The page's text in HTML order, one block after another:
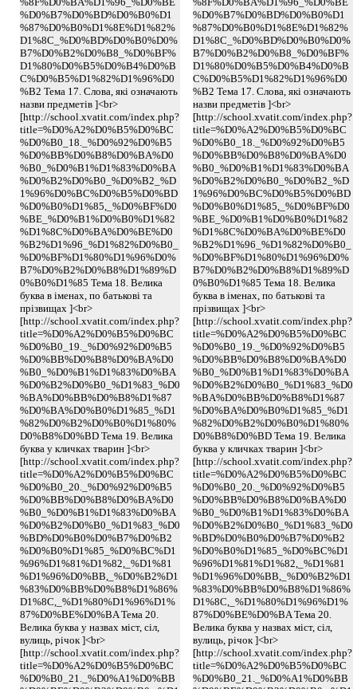
%D0%B7%D0%BD%D0%B0%D1
%87%D0%B0%D1%8E%D1%82%
D1%8C_%D0%BD%D0%B0%D0%
B7%D0%B2%D0%B8_%D0%BF%
D1%80%D0%B5%D0%B4%D0%B
C%D0%B5%D1%82%D1%96%D0
%B2 Тема 17. Слова, які означають
назви предметів ]<br>
[http://school.xvatit.com/index.php?
title=%D0%A2%D0%B5%D0%BC
%D0%B0_18._%D0%92%D0%B5
%D0%BB%D0%B8%D0%BA%D0
%B0_%D0%B1%D1%83%D0%BA
%D0%B2%D0%B0_%D0%B2_%D
1%96%D0%BC%D0%B5%D0%BD
%D0%B0%D1%85,_%D0%BF%D0
%BE_%D0%B1%D0%B0%D1%82
%D1%8C%D0%BA%D0%BE%D0
%B2%D1%96_%D1%82%D0%B0_
%D0%BF%D1%80%D1%96%D0%
B7%D0%B2%D0%B8%D1%89%D
0%B0%D1%85 Тема 18. Велика
буква в іменах, по батькові та
прізвищах ]<br>
[http://school.xvatit.com/index.php?
title=%D0%A2%D0%B5%D0%BC
%D0%B0_19._%D0%92%D0%B5
%D0%BB%D0%B8%D0%BA%D0
%B0_%D0%B1%D1%83%D0%BA
%D0%B2%D0%B0_%D1%83_%D0
%BA%D0%BB%D0%B8%D1%87
%D0%BA%D0%B0%D1%85_%D1
%82%D0%B2%D0%B0%D1%80%
D0%B8%D0%BD Тема 19. Велика
буква у кличках тварин ]<br>
[http://school.xvatit.com/index.php?
title=%D0%A2%D0%B5%D0%BC
%D0%B0_20._%D0%92%D0%B5
%D0%BB%D0%B8%D0%BA%D0
%B0_%D0%B1%D1%83%D0%BA
%D0%B2%D0%B0_%D1%83_%D0
%BD%D0%B0%D0%B7%D0%B2
%D0%B0%D1%85_%D0%BC%D1
%96%D1%81%D1%82,_%D1%81
%D1%96%D0%BB,_%D0%B2%D1
%83%D0%BB%D0%B8%D1%86%
D1%8C,_%D1%80%D1%96%D1%
87%D0%BE%D0%BA Тема 20.
Велика буква у назвах міст, сіл,
вулиць, річок ]<br>
[http://school.xvatit.com/index.php?
title=%D0%A2%D0%B5%D0%BC
%D0%B0_21._%D0%A1%D0%BB
%D0%B7%D0%BD%D0%B0%D1
%87%D0%B0%D1%8E%D1%82%
D1%8C_%D0%BD%D0%B0%D0%
B7%D0%B2%D0%B8_%D0%BF%
D1%80%D0%B5%D0%B4%D0%B
C%D0%B5%D1%82%D1%96%D0
%B2 Тема 17. Слова, які означають
назви предметів ]<br>
[http://school.xvatit.com/index.php?
title=%D0%A2%D0%B5%D0%BC
%D0%B0_18._%D0%92%D0%B5
%D0%BB%D0%B8%D0%BA%D0
%B0_%D0%B1%D1%83%D0%BA
%D0%B2%D0%B0_%D0%B2_%D
1%96%D0%BC%D0%B5%D0%BD
%D0%B0%D1%85,_%D0%BF%D0
%BE_%D0%B1%D0%B0%D1%82
%D1%8C%D0%BA%D0%BE%D0
%B2%D1%96_%D1%82%D0%B0_
%D0%BF%D1%80%D1%96%D0%
B7%D0%B2%D0%B8%D1%89%D
0%B0%D1%85 Тема 18. Велика
буква в іменах, по батькові та
прізвищах ]<br>
[http://school.xvatit.com/index.php?
title=%D0%A2%D0%B5%D0%BC
%D0%B0_19._%D0%92%D0%B5
%D0%BB%D0%B8%D0%BA%D0
%B0_%D0%B1%D1%83%D0%BA
%D0%B2%D0%B0_%D1%83_%D0
%BA%D0%BB%D0%B8%D1%87
%D0%BA%D0%B0%D1%85_%D1
%82%D0%B2%D0%B0%D1%80%
D0%B8%D0%BD Тема 19. Велика
буква у кличках тварин ]<br>
[http://school.xvatit.com/index.php?
title=%D0%A2%D0%B5%D0%BC
%D0%B0_20._%D0%92%D0%B5
%D0%BB%D0%B8%D0%BA%D0
%B0_%D0%B1%D1%83%D0%BA
%D0%B2%D0%B0_%D1%83_%D0
%BD%D0%B0%D0%B7%D0%B2
%D0%B0%D1%85_%D0%BC%D1
%96%D1%81%D1%82,_%D1%81
%D1%96%D0%BB,_%D0%B2%D1
%83%D0%BB%D0%B8%D1%86%
D1%8C,_%D1%80%D1%96%D1%
87%D0%BE%D0%BA Тема 20.
Велика буква у назвах міст, сіл,
вулиць, річок ]<br>
[http://school.xvatit.com/index.php?
title=%D0%A2%D0%B5%D0%BC
%D0%B0_21._%D0%A1%D0%BB